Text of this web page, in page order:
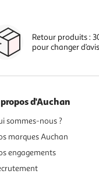
Retour produits :
pour changer
d'Auchan
sommes-nous ?
marques Auchan
engagements